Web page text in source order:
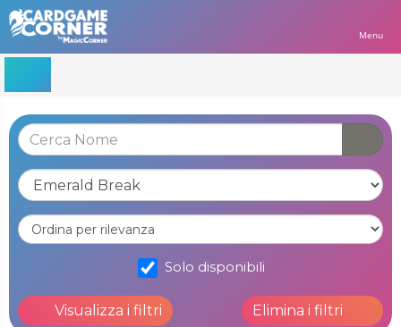
Menu
Solo disponibili
Visualizza i filtri Elimina i filtri